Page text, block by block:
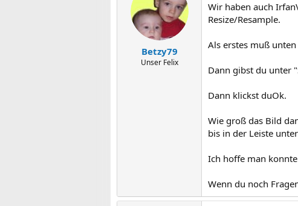
Betzy79
Unser Felix
Wir haben auch
Resize/Resample.
Als erstes muß
Dann gibst du unter
Dann klickst duOk.
Wie groß das Bild
bis in der Leiste
Ich hoffe man
Wenn du noch